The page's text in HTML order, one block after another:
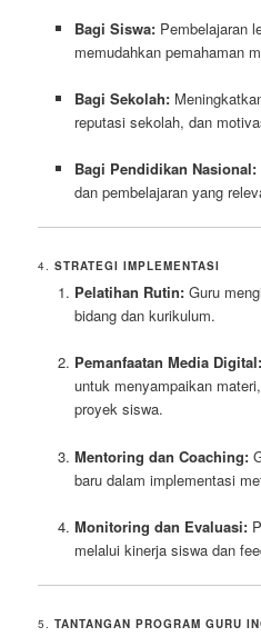
Bagi Siswa:Pembelajaran
memudahkan pemahaman
Bagi Sekolah:
reputasi sekolah, dan
Bagi Pendidikan Nasional:
dan pembelajaran yang
4.STRATEGI IMPLEMENTASI
Pelatihan Rutin:Guru
bidang dan kurikulum.
Pemanfaatan Media Digital:
untuk menyampaikan
proyek siswa.
Mentoring dan Coaching:
baru dalam implementasi
Monitoring dan Evaluasi:
melalui kinerja siswa dan
5.TANTANGAN PROGRAM GURU